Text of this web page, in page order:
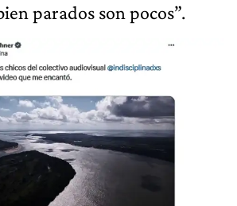
parados son pocos”.